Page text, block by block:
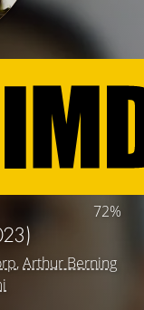
72%
,Arthur Berning